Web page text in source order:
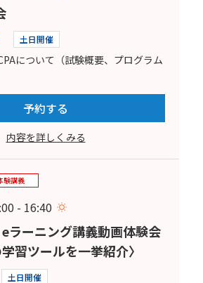
土日開催
について（試験概要、プログラム
予約する
内容を詳しくみる
験講義
- 16:40
eラーニング講義動画体験会
習ツールを一挙紹介〉
土日開催